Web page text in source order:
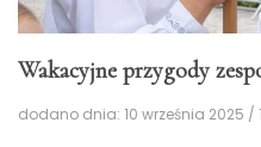
Wakacyjne przygody
dodano dnia: 10 września 2025 /